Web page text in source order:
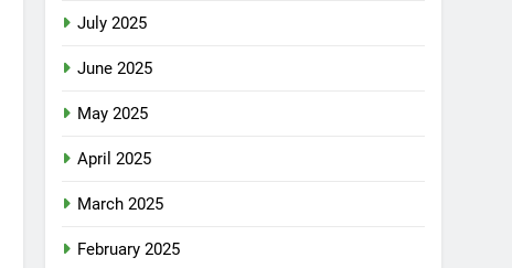
July 2025
June 2025
May 2025
April 2025
March 2025
February 2025